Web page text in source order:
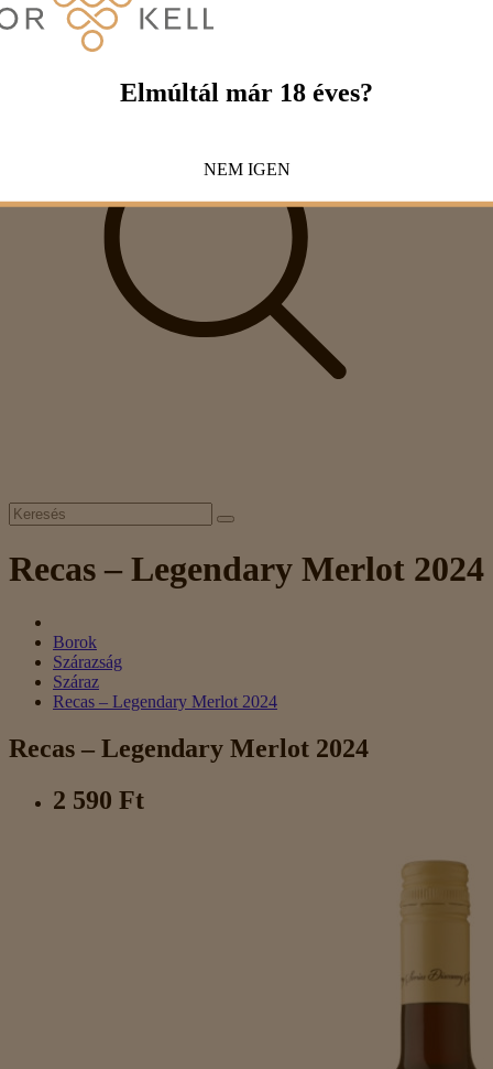
Recas – Legendary Merlot 2024
Borok
Szárazság
Száraz
Recas – Legendary Merlot 2024
Recas – Legendary Merlot 2024
2 590 Ft
Elmúltál már 18 éves?
NEM IGEN